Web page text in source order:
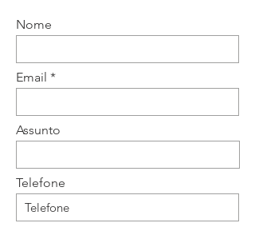
Nome
Email
Assunto
Telefone